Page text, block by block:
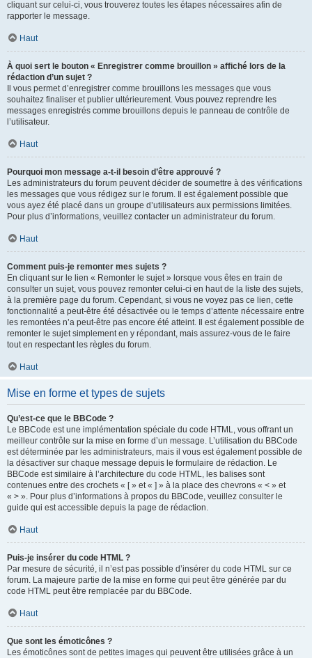
cliquant sur celui-ci, vous trouverez toutes les étapes nécessaires afin de
rapporter le message.
Haut
À quoi sert le bouton « Enregistrer comme brouillon » affiché lors de la
rédaction d’un sujet ?
Il vous permet d’enregistrer comme brouillons les messages que vous
souhaitez finaliser et publier ultérieurement. Vous pouvez reprendre les
messages enregistrés comme brouillons depuis le panneau de contrôle de
l’utilisateur.
Haut
Pourquoi mon message a-t-il besoin d’être approuvé ?
Les administrateurs du forum peuvent décider de soumettre à des vérifications
les messages que vous rédigez sur le forum. Il est également possible que
vous ayez été placé dans un groupe d’utilisateurs aux permissions limitées.
Pour plus d’informations, veuillez contacter un administrateur du forum.
Haut
Comment puis-je remonter mes sujets ?
En cliquant sur le lien « Remonter le sujet » lorsque vous êtes en train de
consulter un sujet, vous pouvez remonter celui-ci en haut de la liste des sujets,
à la première page du forum. Cependant, si vous ne voyez pas ce lien, cette
fonctionnalité a peut-être été désactivée ou le temps d’attente nécessaire entre
les remontées n’a peut-être pas encore été atteint. Il est également possible de
remonter le sujet simplement en y répondant, mais assurez-vous de le faire
tout en respectant les règles du forum.
Haut
Mise en forme et types de sujets
Qu’est-ce que le BBCode ?
Le BBCode est une implémentation spéciale du code HTML, vous offrant un
meilleur contrôle sur la mise en forme d’un message. L’utilisation du BBCode
est déterminée par les administrateurs, mais il vous est également possible de
la désactiver sur chaque message depuis le formulaire de rédaction. Le
BBCode est similaire à l’architecture du code HTML, les balises sont
contenues entre des crochets « [ » et « ] » à la place des chevrons « < » et
« > ». Pour plus d’informations à propos du BBCode, veuillez consulter le
guide qui est accessible depuis la page de rédaction.
Haut
Puis-je insérer du code HTML ?
Par mesure de sécurité, il n’est pas possible d’insérer du code HTML sur ce
forum. La majeure partie de la mise en forme qui peut être générée par du
code HTML peut être remplacée par du BBCode.
Haut
Que sont les émoticônes ?
Les émoticônes sont de petites images qui peuvent être utilisées grâce à un